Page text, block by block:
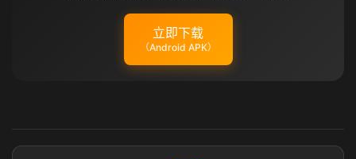
立即下载
（Android APK）